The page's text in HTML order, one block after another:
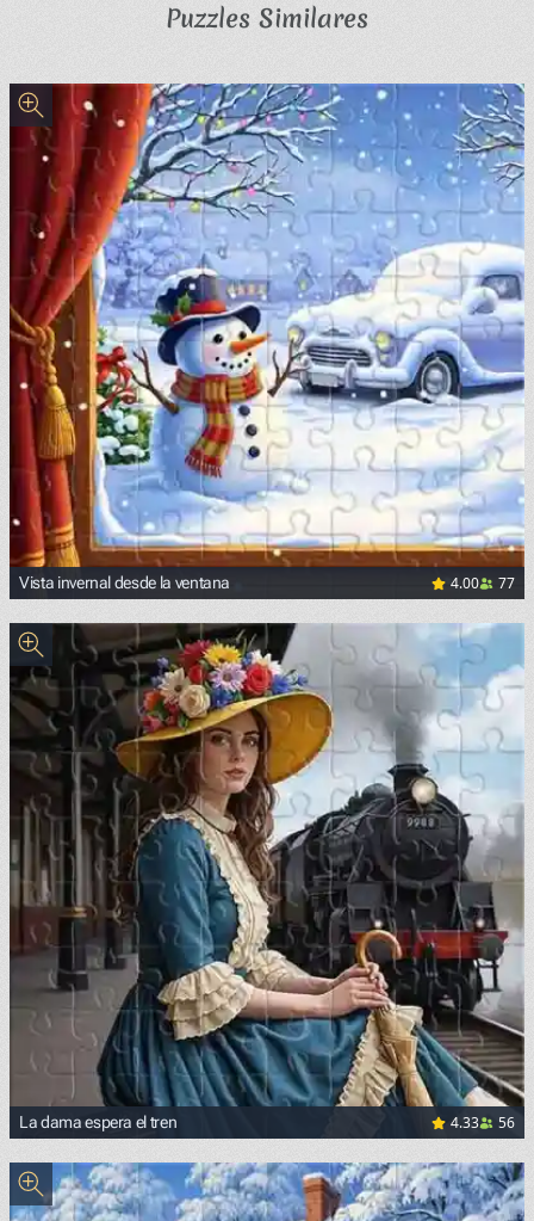
Puzzles Similares
Vista invernal desde la ventana 4.00 77
La dama espera el tren 4.33 56